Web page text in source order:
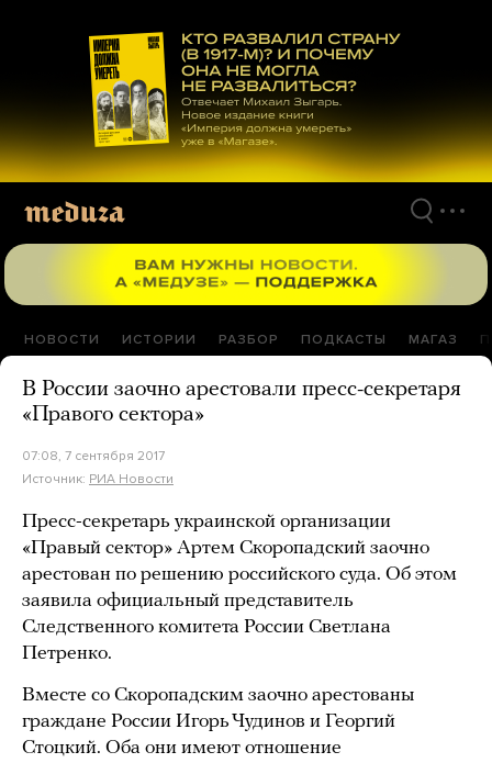
материалам
НОВОСТИ ИСТОРИИ РАЗБОР ПОДКАСТЫ МАГАЗ
В России заочно арестовали пресс-секретаря
«Правого сектора»
07:08, 7 сентября 2017
Источник: РИА Новости
Пресс-секретарь украинской организации
«Правый сектор» Артем Скоропадский заочно
арестован по решению российского суда. Об этом
заявила официальный представитель
Следственного комитета России Светлана
Петренко.
Вместе со Скоропадским заочно арестованы
граждане России Игорь Чудинов и Георгий
Стоцкий. Оба они имеют отношение